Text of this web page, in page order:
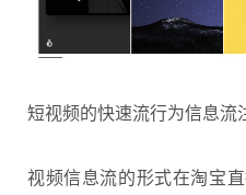
短视频的快速流行为信息流
视频信息流的形式在淘宝